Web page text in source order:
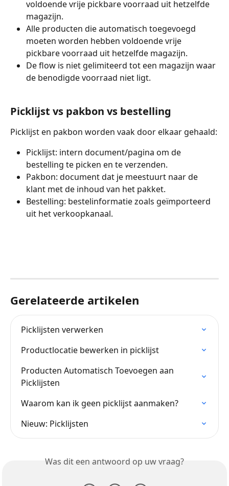
voldoende vrije pickbare voorraad uit hetzelfde
magazijn.
Alle producten die automatisch toegevoegd
moeten worden hebben voldoende vrije
pickbare voorraad uit hetzelfde magazijn.
De flow is niet gelimiteerd tot een magazijn waar
de benodigde voorraad niet ligt.
Picklijst vs pakbon vs bestelling
Picklijst en pakbon worden vaak door elkaar gehaald:
Picklijst: intern document/pagina om de
bestelling te picken en te verzenden.
Pakbon: document dat je meestuurt naar de
klant met de inhoud van het pakket.
Bestelling: bestelinformatie zoals geïmporteerd
uit het verkoopkanaal.
Gerelateerde artikelen
Picklijsten verwerken
Productlocatie bewerken in picklijst
Producten Automatisch Toevoegen aan
Picklijsten
Waarom kan ik geen picklijst aanmaken?
Nieuw: Picklijsten
Was dit een antwoord op uw vraag?